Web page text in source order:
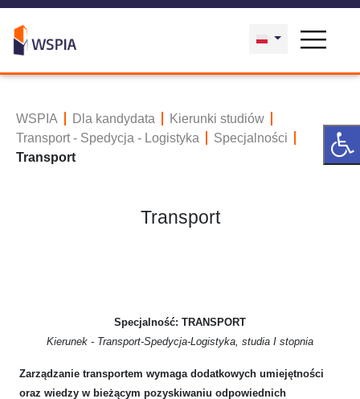
WSPIA Dla kandydata
Kierunki studiów
Transport - Spedycja - Logistyka
Specjalności
Transport
Transport
Specjalność: TRANSPORT
Kierunek - Transport-Spedycja-Logistyka, studia I stopnia
Zarządzanie transportem wymaga dodatkowych umiejętności
oraz wiedzy w bieżącym pozyskiwaniu odpowiednich